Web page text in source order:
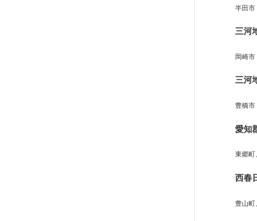
半田市
三河
岡崎
三河
豊橋
愛知
東郷町
西春
豊山町